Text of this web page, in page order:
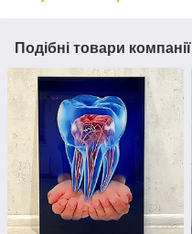
Подібні товари компанії